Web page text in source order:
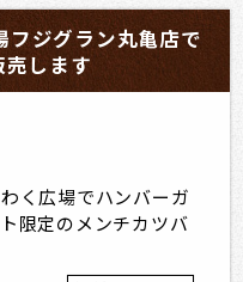
ジグラン丸亀店で
します
く広場でハンバーガ
限定のメンチカツバ